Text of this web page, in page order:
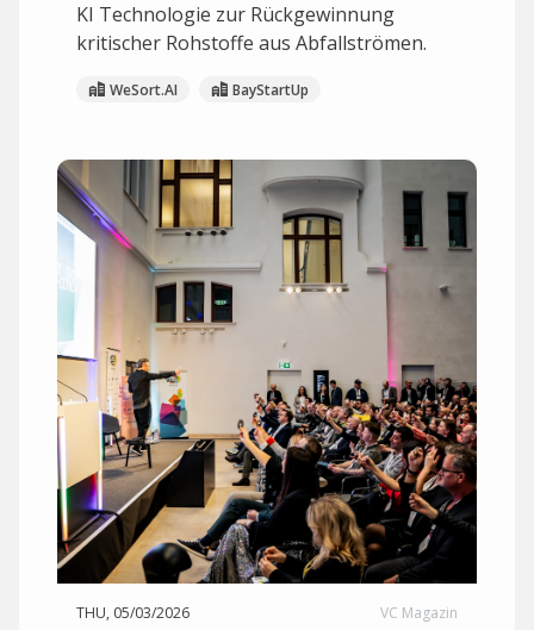
KI Technologie zur Rückgewinnung
kritischer Rohstoffe aus Abfallströmen.
WeSort.AI BayStartUp
THU, 05/03/2026 VC Magazin